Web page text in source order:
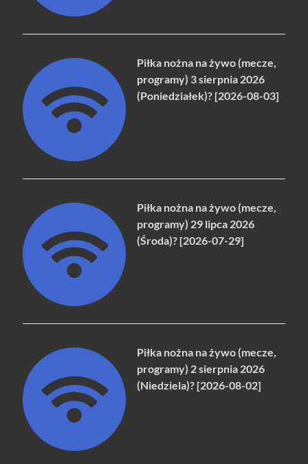
Piłka nożna na żywo (mecze,
programy) 3 sierpnia 2026
(Poniedziałek)? [2026-08-03]
Piłka nożna na żywo (mecze,
programy) 29 lipca 2026
(Środa)? [2026-07-29]
Piłka nożna na żywo (mecze,
programy) 2 sierpnia 2026
(Niedziela)? [2026-08-02]